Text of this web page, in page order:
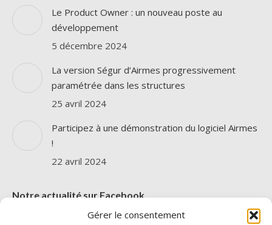
Gérer le consentement
s'ouvre
une
fenêtre
s'ouvre
dans
fenêtre
Le Product Owner : un nouveau poste au
développement
5 décembre 2024
La version Ségur d’Airmes progressivement
paramétrée dans les structures
25 avril 2024
Participez à une démonstration du logiciel Airmes
!
22 avril 2024
Notre actualité sur Facebook